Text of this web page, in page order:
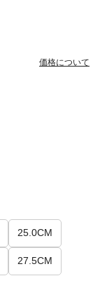
価格について
25.0CM
27.5CM